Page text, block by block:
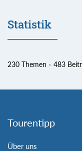
Statistik
230 Themen 483
Tourentipp
Über uns